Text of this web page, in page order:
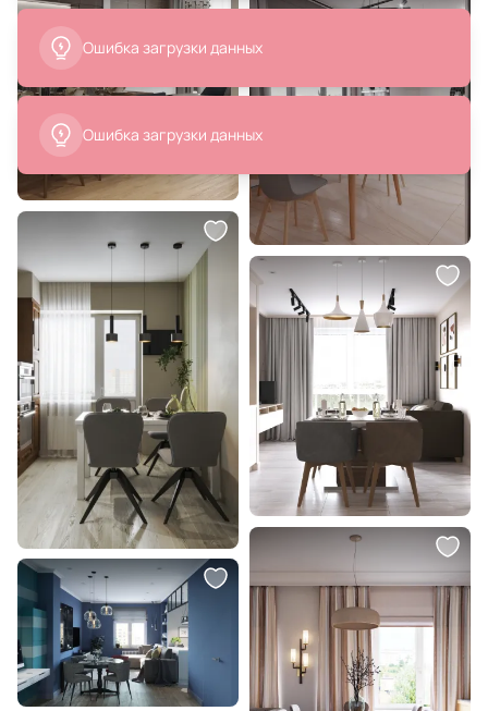
8 250 ₽
Люстра подвесная Aployt Sylwia
5W G9, LED APL.634.03.05
В корзину
12 727 ₽
Фактурная картина Tomas Stern
85056
27 990 ₽
11 890 ₽
Светильник Moderli V3081-5P
В корзину
27 025 ₽
Таранов Вячеслав
В корзину
5 100 ₽
Подвесной светильник Eurosvet
Riche со стеклянным плафоном
70143/1 белый
4 508 ₽
Подвесной светильник Mantra
SLIM 8105